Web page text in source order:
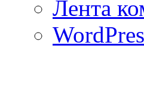
Лента